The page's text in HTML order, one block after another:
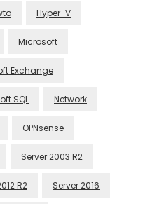
Hyper-V
Microsoft
Exchange
SQL Network
OPNsense
Server 2003 R2
R2 Server 2016